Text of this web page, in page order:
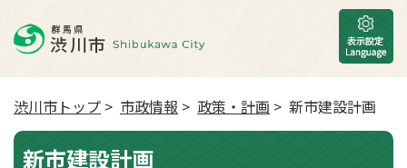
渋川市トップ > 市政情報 > 政策・計画 > 新市建設計画
新市建設計画